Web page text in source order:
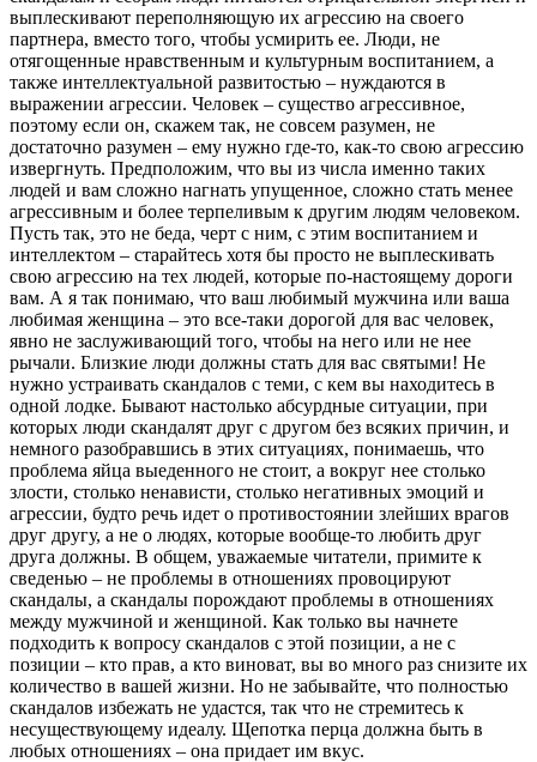
выплескивают переполняющую их агрессию на своего
партнера, вместо того, чтобы усмирить ее. Люди, не
отягощенные нравственным и культурным воспитанием, а
также интеллектуальной развитостью – нуждаются в
выражении агрессии. Человек – существо агрессивное,
поэтому если он, скажем так, не совсем разумен, не
достаточно разумен – ему нужно где-то, как-то свою агрессию
извергнуть. Предположим, что вы из числа именно таких
людей и вам сложно нагнать упущенное, сложно стать менее
агрессивным и более терпеливым к другим людям человеком.
Пусть так, это не беда, черт с ним, с этим воспитанием и
интеллектом – старайтесь хотя бы просто не выплескивать
свою агрессию на тех людей, которые по-настоящему дороги
вам. А я так понимаю, что ваш любимый мужчина или ваша
любимая женщина – это все-таки дорогой для вас человек,
явно не заслуживающий того, чтобы на него или не нее
рычали. Близкие люди должны стать для вас святыми! Не
нужно устраивать скандалов с теми, с кем вы находитесь в
одной лодке. Бывают настолько абсурдные ситуации, при
которых люди скандалят друг с другом без всяких причин, и
немного разобравшись в этих ситуациях, понимаешь, что
проблема яйца выеденного не стоит, а вокруг нее столько
злости, столько ненависти, столько негативных эмоций и
агрессии, будто речь идет о противостоянии злейших врагов
друг другу, а не о людях, которые вообще-то любить друг
друга должны. В общем, уважаемые читатели, примите к
сведенью – не проблемы в отношениях провоцируют
скандалы, а скандалы порождают проблемы в отношениях
между мужчиной и женщиной. Как только вы начнете
подходить к вопросу скандалов с этой позиции, а не с
позиции – кто прав, а кто виноват, вы во много раз снизите их
количество в вашей жизни. Но не забывайте, что полностью
скандалов избежать не удастся, так что не стремитесь к
несуществующему идеалу. Щепотка перца должна быть в
любых отношениях – она придает им вкус.